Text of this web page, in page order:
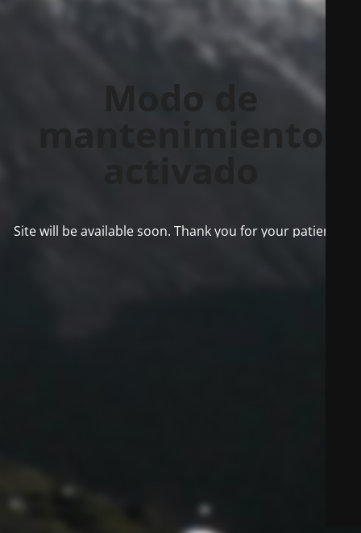
Modo de
mantenimiento
Site will be available soon. Thank you for your patience!